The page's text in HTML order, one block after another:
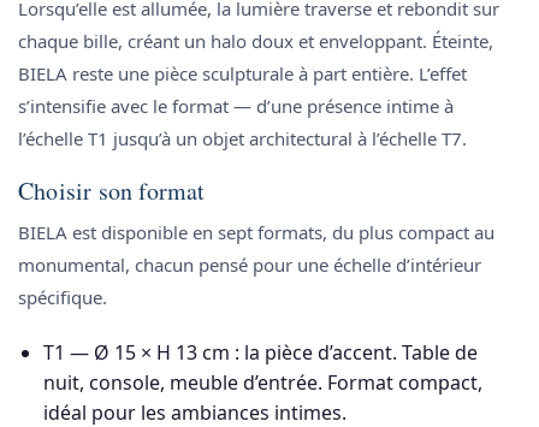
Lorsqu’elle est allumée, la lumière traverse et rebondit sur
chaque bille, créant un halo doux et enveloppant. Éteinte,
BIELA reste une pièce sculpturale à part entière. L’effet
s’intensifie avec le format — d’une présence intime à
l’échelle T1 jusqu’à un objet architectural à l’échelle T7.
Choisir son format
BIELA est disponible en sept formats, du plus compact au
monumental, chacun pensé pour une échelle d’intérieur
spécifique.
T1 — Ø 15 × H 13 cm : la pièce d’accent. Table de
nuit, console, meuble d’entrée. Format compact,
idéal pour les ambiances intimes.